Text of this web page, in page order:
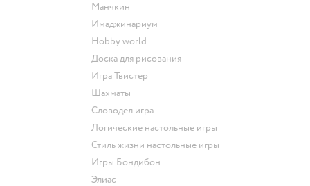
Манчкин
Имаджинариум
Hobby world
Доска для рисования
Игра Твистер
Шахматы
Словодел игра
Логические настольные игры
Стиль жизни настольные игры
Игры Бондибон
Элиас